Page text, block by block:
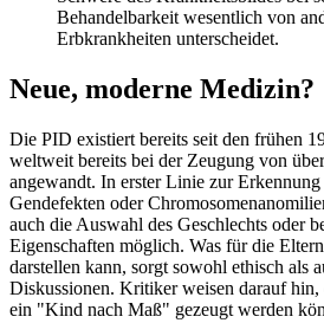
Behandelbarkeit wesentlich von
Erbkrankheiten unterscheidet.
Neue, moderne Medizin?
Die PID existiert bereits seit den frühen
weltweit bereits bei der Zeugung von
angewandt. In erster Linie zur
Gendefekten oder
auch die Auswahl des Geschlechts oder
Eigenschaften möglich. Was für die
darstellen kann, sorgt sowohl ethisch als
Diskussionen. Kritiker weisen darauf hin,
ein "Kind nach Maß" gezeugt werden